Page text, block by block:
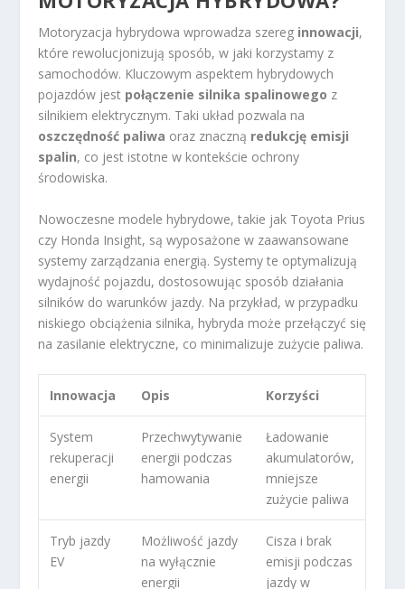
Motoryzacja hybrydowa wprowadza szereg innowacji,
które rewolucjonizują sposób, w jaki korzystamy z
samochodów. Kluczowym aspektem hybrydowych
pojazdów jest połączenie silnika spalinowego z
silnikiem elektrycznym. Taki układ pozwala na
oszczędność paliwa oraz znaczną redukcję emisji
spalin, co jest istotne w kontekście ochrony
środowiska.
Nowoczesne modele hybrydowe, takie jak Toyota Prius
czy Honda Insight, są wyposażone w zaawansowane
systemy zarządzania energią. Systemy te optymalizują
wydajność pojazdu, dostosowując sposób działania
silników do warunków jazdy. Na przykład, w przypadku
niskiego obciążenia silnika, hybryda może przełączyć się
na zasilanie elektryczne, co minimalizuje zużycie paliwa.
Innowacja Opis Korzyści
System
rekuperacji
energii
Przechwytywanie
energii podczas
hamowania
Ładowanie
akumulatorów,
mniejsze
zużycie paliwa
Tryb jazdy
EV
Możliwość jazdy
na wyłącznie
energii
Cisza i brak
emisji podczas
jazdy w